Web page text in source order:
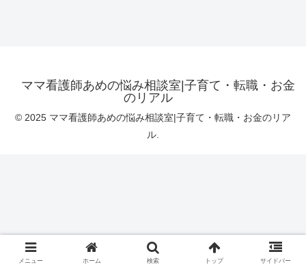
ママ看護師あめの悩み相談室|子育て・転職・お金
のリアル
© 2025 ママ看護師あめの悩み相談室|子育て・転職・お金のリア
ル.
メニュー ホーム 検索 トップ サイドバー